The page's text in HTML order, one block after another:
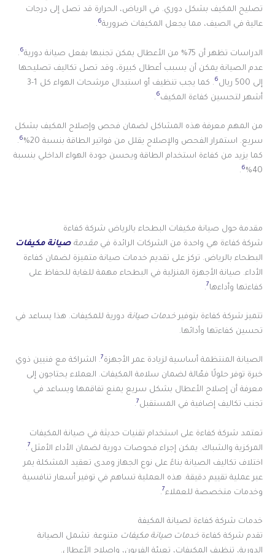
تصليح المكيف بشكل دوري. في الرياض، الحرارة قد تصل إلى درجات
عالية في الصيف، مما يجعل المكيفات ضرورية6
.
الدراسات تظهر أن 75% من الأعطال يمكن تجنبها بفعل صيانة دورية 6
.
عدم الصيانة يمكن أن يسبب أعطال كبيرة، وقد تصل تكاليف تصليحها
إلى 500 ريال
6
. كما يجب تنظيف أو استبدال مرشحات الهواء كل 1-3
أشهر لتحسين كفاءة المكيف6
.
من المهم معرفة هذه المشاكل لضمان فحص وإصلاح المكيف بشكل
سريع. استمرار الفحص والإصلاح يقلل من فواتير الطاقة بنسبة 20%
6
.
كما يزيد من كفاءة استخدام الطاقة ويحسن جودة الهواء الداخلي بنسبة
40%
6
.
مقدمة حول صيانة مكيفات البطحاء بالرياض شركة كفاءة
شركة كفاءة هي واحدة من الشركات الرائدة في مقدمة صيانة مكيفات
البطحاء بالرياض. تركز على تقديم خدمات صيانة متميزة لضمان كفاءة
الأداء. صيانة الأجهزة المنزلية في البطحاء مهمة للغاية للحفاظ على
كفاءتها وأداءها7
.
تتميز شركة كفاءة بتوفير خدمات صيانة دورية للمكيفات. هذا يساعد في
تحسين كفاءتها وأدائها.
الصيانة المنتظمة أساسية لزيادة عمر الأجهزة7. الشراكة مع فنيين ذوي
خبرة توفر حلولًا فعّالة لضمان سلامة المكيفات. العملاء يحتاجون إلى
معرفة أن إصلاح الأعطال بشكل سريع يمنع تفاقمها ويساعد في
تجنب تكاليف إضافية في المستقبل7
.
تعتمد شركة كفاءة على استخدام تقنيات حديثة في صيانة المكيفات
المركزية والشباك. يمكن إجراء فحوصات دورية لضمان الأداء الأمثل7
.
اختلاف تكاليف الصيانة بناءً على نوع الجهاز ومدى تعقيد المشكلة يمر
عبر عملية تقييم دقيقة. هذه العملية تساهم في توفير أسعار تنافسية
وخدمات متخصصة للعملاء7
.
خدمات شركة كفاءة لصيانة المكيفة
تقدم شركة كفاءة خدمات صيانة مكيفات متنوعة. تشمل الصيانة
الدورية، تنظيف المكيفات، تعبئة الفريون، وإصلاح الأعطال.